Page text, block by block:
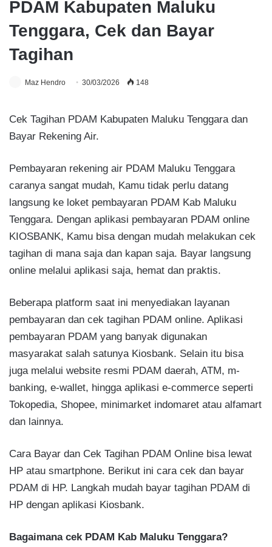
PDAM Kabupaten Maluku
Tenggara, Cek dan Bayar
Tagihan
Maz Hendro 30/03/2026 148
Cek Tagihan PDAM Kabupaten Maluku Tenggara dan
Bayar Rekening Air.
Pembayaran rekening air PDAM Maluku Tenggara
caranya sangat mudah, Kamu tidak perlu datang
langsung ke loket pembayaran PDAM Kab Maluku
Tenggara. Dengan aplikasi pembayaran PDAM online
KIOSBANK, Kamu bisa dengan mudah melakukan cek
tagihan di mana saja dan kapan saja. Bayar langsung
online melalui aplikasi saja, hemat dan praktis.
Beberapa platform saat ini menyediakan layanan
pembayaran dan cek tagihan PDAM online. Aplikasi
pembayaran PDAM yang banyak digunakan
masyarakat salah satunya Kiosbank. Selain itu bisa
juga melalui website resmi PDAM daerah, ATM, m-
banking, e-wallet, hingga aplikasi e-commerce seperti
Tokopedia, Shopee, minimarket indomaret atau alfamart
dan lainnya.
Cara Bayar dan Cek Tagihan PDAM Online bisa lewat
HP atau smartphone. Berikut ini cara cek dan bayar
PDAM di HP. Langkah mudah bayar tagihan PDAM di
HP dengan aplikasi Kiosbank.
Bagaimana cek PDAM Kab Maluku Tenggara?